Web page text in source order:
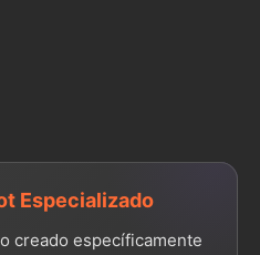
Especializado
creado específicamente